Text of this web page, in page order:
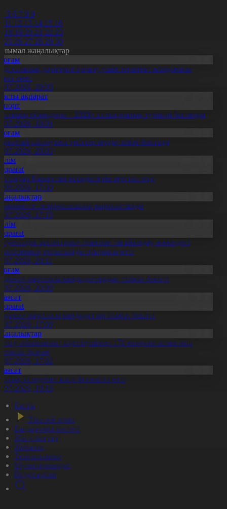
5 6 7 8 9
11 12 13 14 15 16
18 19 20 21 22 23
25 26 27 28 29 30
жаңалықтар
салалық дәрігерге қаралу үшін терапевт жолдамасы
емес
20:05
ақпарат
ойындары – 2026» халықаралық турнирі басталды
10:01
сайлауына үміткерлердің тізімі бекітілді
20:03
Қазақстан өсімдіктерін зерттеп жүр
17:30
теміржолшылар марапатталды
17:15
ұрпақтары» грантын тағайындау жөніндегі
қорытынды отырысы өтті
20:11
партиясы кандидаттардың тізімін бекітті
20:08
партиясы кандидаттар тізімін бекітті
17:00
облысының жүргізушілері 170 мыңнан астам жол
бұзған
17:02
теледебат жаңа форматта өтті
10:18
Басты
Тікелей эфир
Бағдарлама кестесі
Жаңалықтар
Жобалар
Телехикаялар
Мультсериалдар
Видеоархив